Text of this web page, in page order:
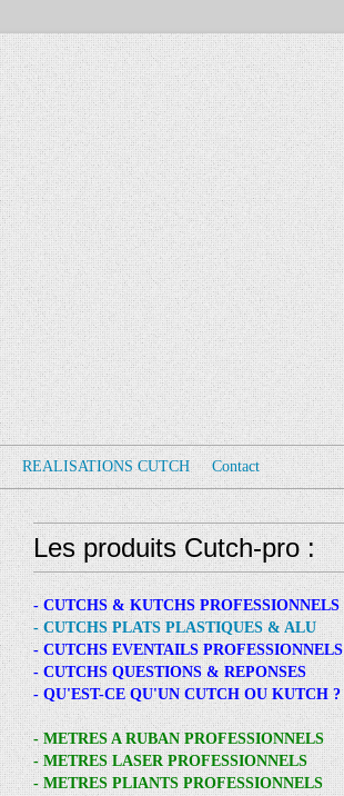
REALISATIONS CUTCH Contact
Les produits Cutch-pro :
- CUTCHS & KUTCHS PROFESSIONNELS
- CUTCHS PLATS PLASTIQUES & ALU
- CUTCHS EVENTAILS PROFESSIONNELS
- CUTCHS QUESTIONS & REPONSES
- QU'EST-CE QU'UN CUTCH OU KUTCH ?
- METRES A RUBAN PROFESSIONNELS
- METRES LASER PROFESSIONNELS
- METRES PLIANTS PROFESSIONNELS